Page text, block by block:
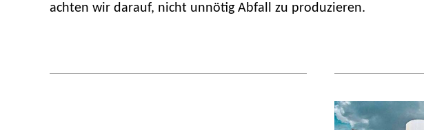
achten wir darauf, nicht unnötig Abfall zu produzieren.